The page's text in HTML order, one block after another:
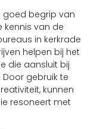
goed begrip van
kennis van de
in kerkrade
helpen bij het
die aansluit bij
gebruik te
kunnen
resoneert met